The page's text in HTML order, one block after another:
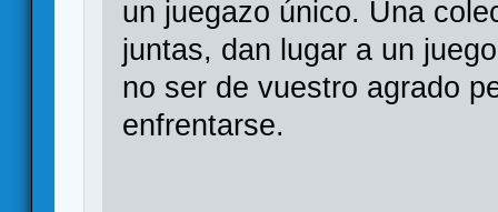
un juegazo único. Una
juntas, dan lugar a un
no ser de vuestro agrado
enfrentarse.